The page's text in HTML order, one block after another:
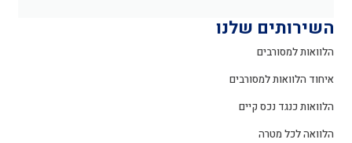
השירותים שלנו
הלוואות למסורבים
איחוד הלוואות למסורבים
הלוואות כנגד נכס קיים
הלוואה לכל מטרה